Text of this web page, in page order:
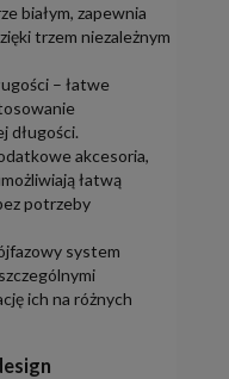
białym, zapewnia
trzem niezależnym
– łatwe
długości.
akcesoria,
łatwą
potrzeby
system
ich na różnych